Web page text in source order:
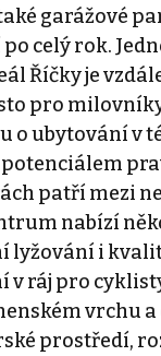
garážové
celý rok.
Říčky je
pro
o ubytování v
patří mezi
nabízí
lyžování i
ráj pro
prostředí,